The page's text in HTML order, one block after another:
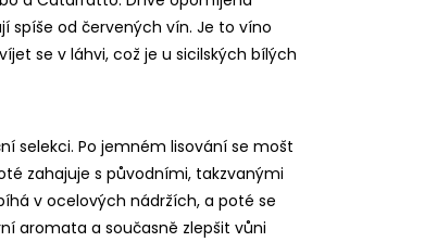
spíše od červených vín. Je to víno
se v láhvi, což je u sicilských bílých
selekci. Po jemném lisování se mošt
zahajuje s původními, takzvanými
v ocelových nádržích, a poté se
aromata a současně zlepšit vůni